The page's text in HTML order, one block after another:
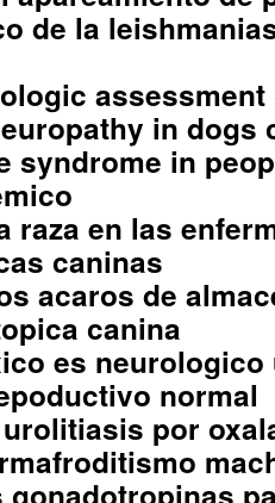
de la
assessment
in dogs
syndrome in
raza en las
caninas
acaros de
canina
es
normal
por
gonadotropinas